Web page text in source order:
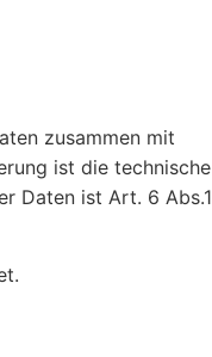
zusammen mit
ist die technische
Daten ist Art. 6 Abs.1